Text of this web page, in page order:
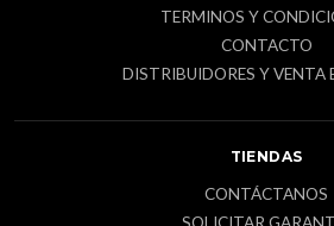
TERMINOS Y
CONTACTO
DISTRIBUIDORES Y VENTA
TIENDAS
CONTÁCTANOS